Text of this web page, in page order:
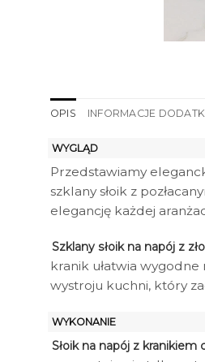
OPIS INFORMACJE
WYGLĄD
Przedstawiamy
szklany słoik z
elegancję każdej
Szklany słoik na napój z
kranik ułatwia
wystroju kuchni, który
WYKONANIE
Słoik na napój z